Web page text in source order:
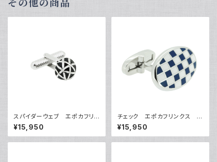
その他の商品
スパイダーウェブ エポカフリン
クス VQC-1207B
¥15,950
チェック エポカフリンクス V
QC-1203
¥15,950